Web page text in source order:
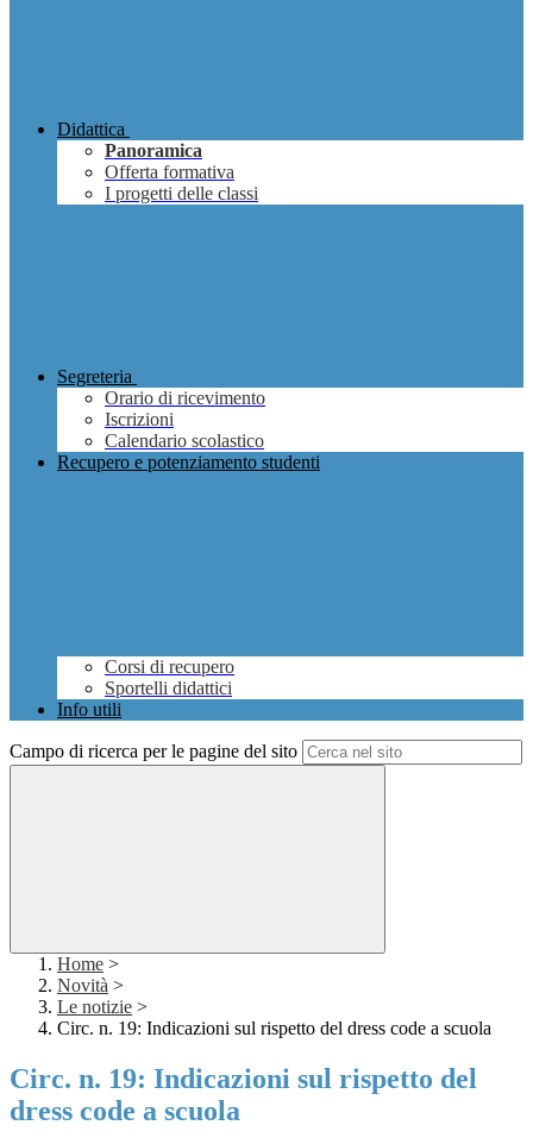
Didattica
Panoramica
Offerta formativa
I progetti delle classi
Segreteria
Orario di ricevimento
Iscrizioni
Calendario scolastico
Recupero e potenziamento studenti
Corsi di recupero
Sportelli didattici
Info utili
Campo di ricerca per le pagine del sito
Home >
Novità >
Le notizie >
Circ. n. 19: Indicazioni sul rispetto del dress code a scuola
Circ. n. 19: Indicazioni sul rispetto del
dress code a scuola